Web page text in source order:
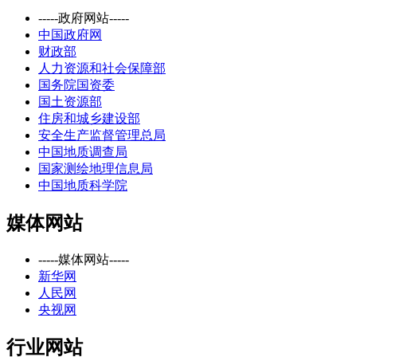
-----政府网站-----
中国政府网
财政部
人力资源和社会保障部
国务院国资委
国土资源部
住房和城乡建设部
安全生产监督管理总局
中国地质调查局
国家测绘地理信息局
中国地质科学院
媒体网站
-----媒体网站-----
新华网
人民网
央视网
行业网站